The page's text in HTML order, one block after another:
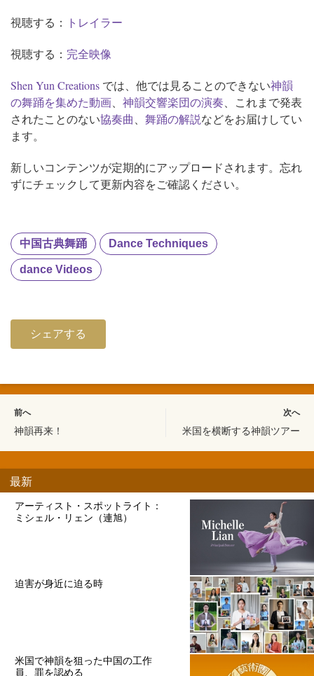
視聴する： トレイラー
視聴する： 完全映像
Shen Yun Creations では、他では見ることのできない神韻
の舞踊を集めた動画、 神韻交響楽団の演奏、これまで発表
されたことのない協奏曲、 舞踊の解説などをお届けしてい
ます。
新しいコンテンツが定期的にアップロードされます。忘れ
ずにチェックして更新内容をご確認ください。
中国古典舞踊 Dance Techniques
dance Videos
シェアする
前へ
神韻再来！
次へ
米国を横断する神韻ツアー
最新
アーティスト・スポットライト：
ミシェル・リェン（連旭）
迫害が身近に迫る時
米国で神韻を狙った中国の工作
員、罪を認める